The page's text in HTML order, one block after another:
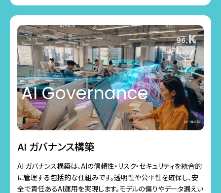
AI Governance
AI ガバナンス構築
AI ガバナンス構築は、AIの信頼性・リスク・セキュリティを統合的
に管理する包括的な仕組みです。透明性や公平性を確保し、安
全で責任あるAI運用を実現します。モデルの偏りやデータ漏えい